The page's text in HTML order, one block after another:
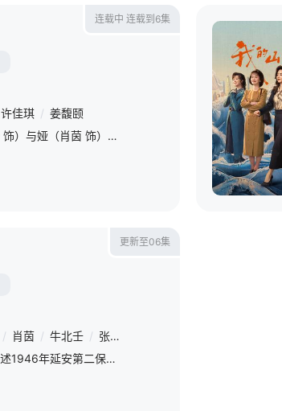
连载中 连载到6集
许佳琪 / 姜馥颐
幻海市，夏冬青（刘智扬 饰）与娅（肖茵 饰）共同经营着昼夜转换的444号便利店，并与酷似失踪赵吏（于毅 饰）的“守夜人”结成新搭档，守护人界与灵界的平衡。三人组在平凡日子里化解了多起异事，然而，一场意
更新至06集
/ 肖茵 / 牛北壬 / 张黎明
改编自真实历史事件，讲述1946年延安第二保育院全员齐心协力，经历黄河夜渡、汾河抢险、绵山翻越等生死考验，护送136名革命后代转移至太行解放区的故事。